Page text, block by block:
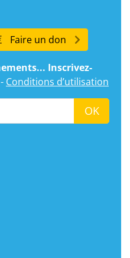
Faire un don
Inscrivez-
- Conditions d’utilisation
OK